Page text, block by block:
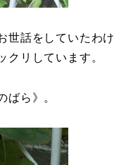
世話をしていたわけ
リしています。
ら》。